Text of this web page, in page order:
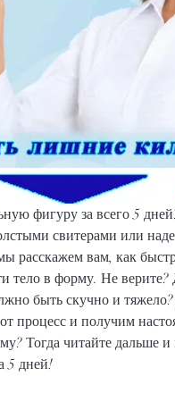
фигуру за всего 5
свитерами или
расскажем вам, как
тело в форму. Не
быть скучно и
процесс и получим
Тогда читайте дальше
5 дней!